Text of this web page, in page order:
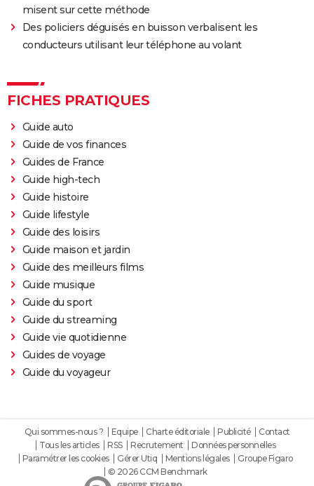
misent sur cette méthode
Des policiers déguisés en buisson verbalisent les
conducteurs utilisant leur téléphone au volant
FICHES PRATIQUES
Guide auto
Guide de vos finances
Guides de France
Guide high-tech
Guide histoire
Guide lifestyle
Guide des loisirs
Guide maison et jardin
Guide des meilleurs films
Guide musique
Guide du sport
Guide du streaming
Guide vie quotidienne
Guides de voyage
Guide du voyageur
Qui sommes-nous ? Equipe Charte éditoriale Publicité
Contact
Tous les articles
RSS Recrutement
Données personnelles
Paramétrer les cookies
Gérer Utiq Mentions légales
Groupe Figaro
© 2026 CCM Benchmark